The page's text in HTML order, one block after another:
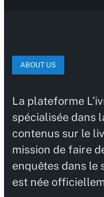
ABOUT US
La plateforme
spécialisée dans
contenus sur le
mission de faire
enquêtes dans le
est née